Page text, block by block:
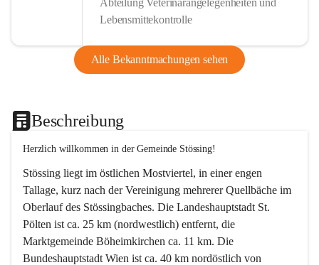
Abteilung Veterinärangelegenheiten und
Lebensmittekontrolle
Alle Bekanntmachungen sehen
Beschreibung
Herzlich willkommen in der Gemeinde Stössing!
Stössing liegt im östlichen Mostviertel, in einer engen
Tallage, kurz nach der Vereinigung mehrerer Quellbäche im
Oberlauf des Stössingbaches. Die Landeshauptstadt St.
Pölten ist ca. 25 km (nordwestlich) entfernt, die
Marktgemeinde Böheimkirchen ca. 11 km. Die
Bundeshauptstadt Wien ist ca. 40 km nordöstlich von